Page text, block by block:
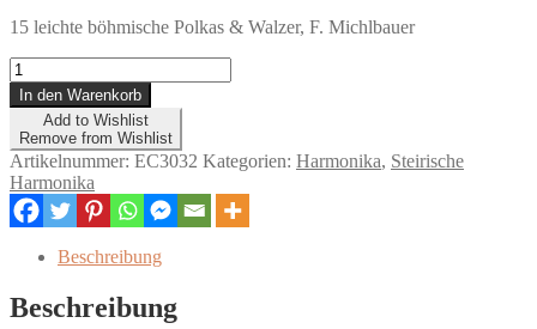
15 leichte böhmische Polkas & Walzer, F. Michlbauer
Leicht
&
Guat
(mit
CD)
Menge
In den Warenkorb
Add to Wishlist
Remove from Wishlist
Artikelnummer: EC3032 Kategorien: Harmonika, Steirische
Harmonika
Beschreibung
Beschreibung